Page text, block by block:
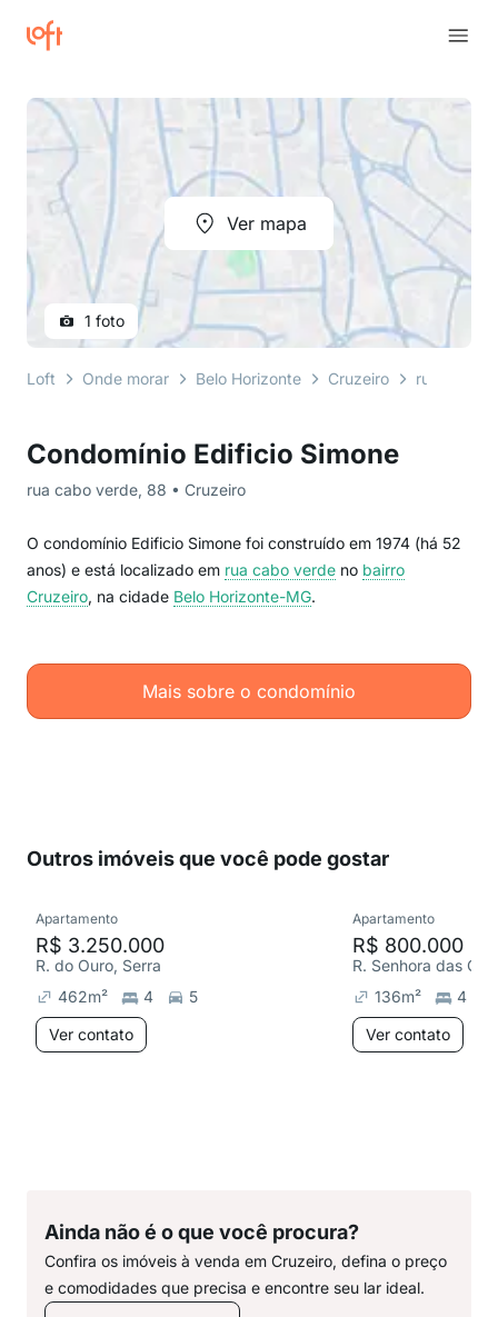
Condomínio Edificio Simone
rua cabo verde, 88 • Cruzeiro
O condomínio Edificio Simone foi construído em 1974 (há 52
anos) e está localizado em rua cabo verde no bairro
Cruzeiro, na cidade Belo Horizonte-MG.
Mais sobre o condomínio
Ver mapa
1 foto
Loft Onde morar Belo Horizonte Cruzeiro rua cabo
Outros imóveis que você pode gostar
Apartamento
R$ 3.250.000
R. do Ouro, Serra
462m² 4
5
Ver contato
Apartamento
R$ 800.000
R. Senhora das
136m²
4
Ver contato
Ainda não é o que você procura?
Confira os imóveis à venda em Cruzeiro, defina o preço
e comodidades que precisa e encontre seu lar ideal.